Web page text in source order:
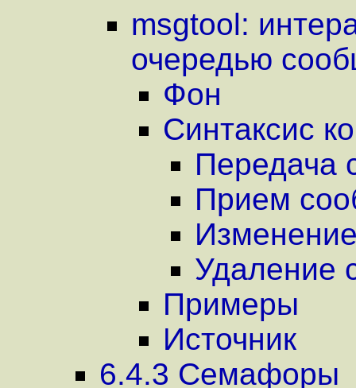
msgtool:
очередью
Фон
Синтаксис
Передача
Прием
Удаление
Примеры
Источник
6.4.3 Семафоры